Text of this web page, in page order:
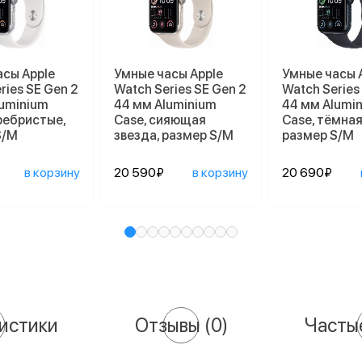
Apple
SE Gen 2
M
в корзину
Умные часы Apple
Watch Series SE Gen 2
44 мм Aluminium
Case, сияющая
звезда, размер S/M
20 590₽ в корзину
Умные часы
Watch Series
44 мм
Case,
размер S/M
20 690₽
Отзывы (0)